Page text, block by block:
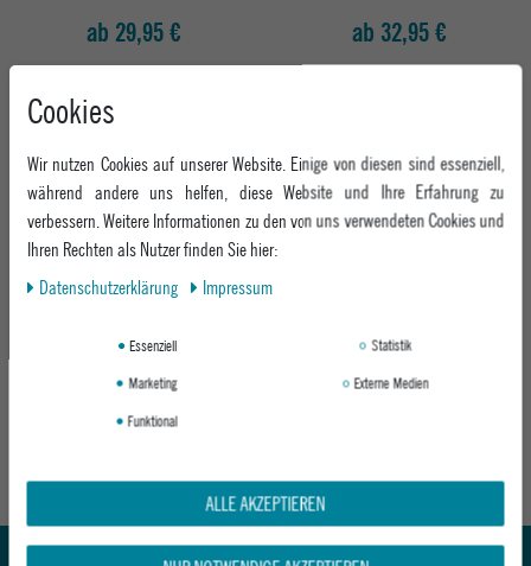
ab 29,95 € ab 32,95 €
HÄ SCHAL EXPLORER
BLUE
24,95 €
Whatsapp Support
Kauf auf Rechnung
Abholung in den Epoxy Stores
Cookies
Wir nutzen Cookies auf unserer Website. Einige von diesen sind essenziell,
während andere uns helfen, diese Website und Ihre Erfahrung zu
verbessern. Weitere Informationen zu den von uns verwendeten Cookies und
Ihren Rechten als Nutzer finden Sie hier:
Daten­schutz­erklärung
Impressum
Essenziell
Statistik
Marketing
Externe Medien
Funktional
ALLE AKZEPTIEREN